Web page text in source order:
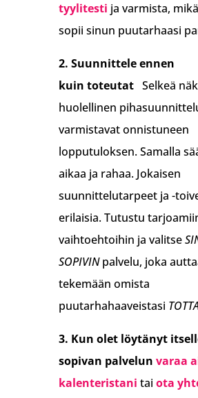
tyylitesti ja varmista,
sopii sinun puutarhaasi
2. Suunnittele ennen
kuin toteutat Selkeä
huolellinen
varmistavat onnistuneen
lopputuloksen. Samalla
aikaa ja rahaa. Jokaisen
suunnittelutarpeet ja -
erilaisia. Tutustu
vaihtoehtoihin ja valitse
SOPIVINpalvelu, joka
tekemään omista
puutarhahaaveistasi
3. Kun olet löytänyt
sopivan palvelun varaa
kalenteristani tai ota